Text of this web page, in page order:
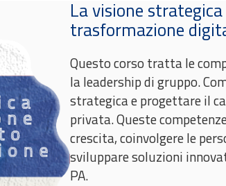
La visione
trasformazione
Questo corso tratta le
la leadership di gruppo.
strategica e progettare il
privata.Queste
crescita, coinvolgere le
sviluppare soluzioni
PA.